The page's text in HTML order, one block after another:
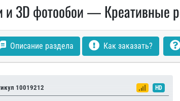
и 3D фотообои — Креативные
Описание раздела Как заказать?
10019212 HD